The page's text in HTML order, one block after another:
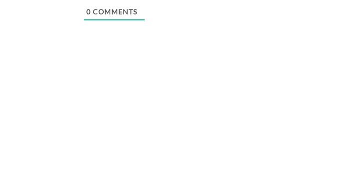
0 COMMENTS